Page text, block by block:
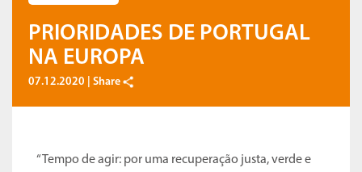
PRIORIDADES DE PORTUGAL
NA EUROPA
07.12.2020 | Share
“Tempo de agir: por uma recuperação justa, verde e